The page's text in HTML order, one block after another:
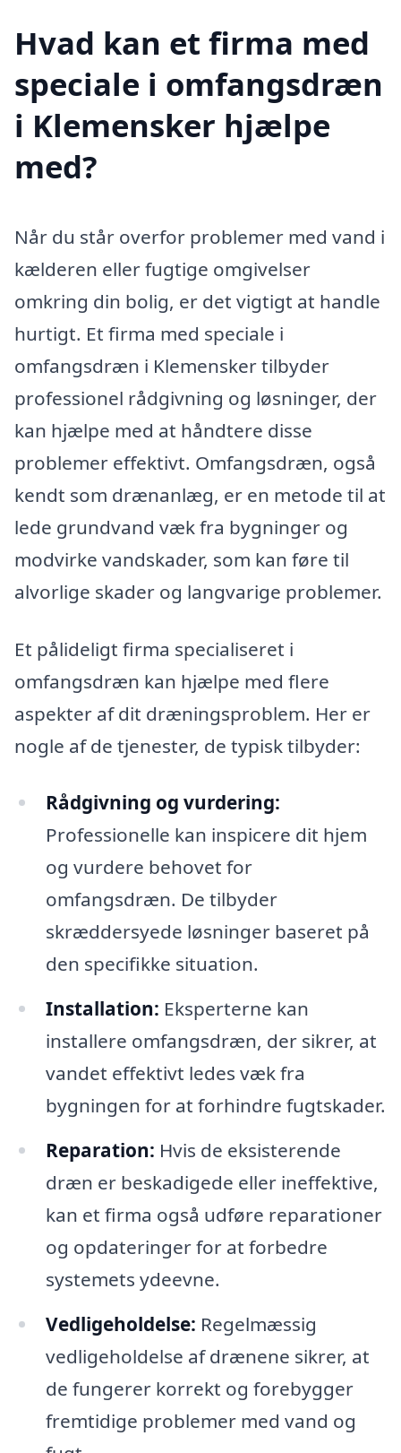
Hvad kan et firma med
speciale i omfangsdræn
i Klemensker hjælpe
med?
Når du står overfor problemer med vand i
kælderen eller fugtige omgivelser
omkring din bolig, er det vigtigt at handle
hurtigt. Et firma med speciale i
omfangsdræn i Klemensker tilbyder
professionel rådgivning og løsninger, der
kan hjælpe med at håndtere disse
problemer effektivt. Omfangsdræn, også
kendt som drænanlæg, er en metode til at
lede grundvand væk fra bygninger og
modvirke vandskader, som kan føre til
alvorlige skader og langvarige problemer.
Et pålideligt firma specialiseret i
omfangsdræn kan hjælpe med flere
aspekter af dit dræningsproblem. Her er
nogle af de tjenester, de typisk tilbyder:
Rådgivning og vurdering:
Professionelle kan inspicere dit hjem
og vurdere behovet for
omfangsdræn. De tilbyder
skræddersyede løsninger baseret på
den specifikke situation.
Installation: Eksperterne kan
installere omfangsdræn, der sikrer, at
vandet effektivt ledes væk fra
bygningen for at forhindre fugtskader.
Reparation: Hvis de eksisterende
dræn er beskadigede eller ineffektive,
kan et firma også udføre reparationer
og opdateringer for at forbedre
systemets ydeevne.
Vedligeholdelse: Regelmæssig
vedligeholdelse af drænene sikrer, at
de fungerer korrekt og forebygger
fremtidige problemer med vand og